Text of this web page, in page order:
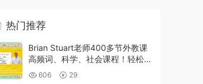
热门推荐
Brian Stuart老师400多节外教课
高频词、科学、社会课程！轻松
搞定孩子词汇和阅读！
606 29